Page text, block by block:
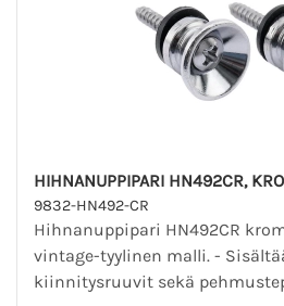
HIHNANUPPIPARI HN492CR,
9832-HN492-CR
Hihnanuppipari HN492CR
vintage-tyylinen malli. -
kiinnitysruuvit sekä